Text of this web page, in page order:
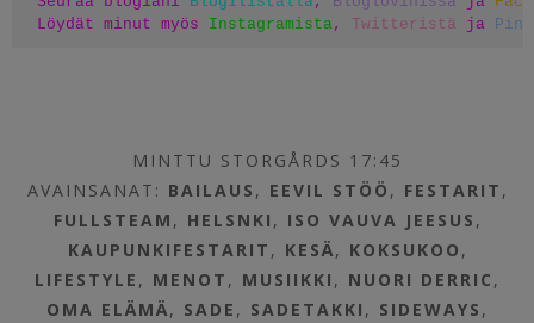
Löydät minut myös Instagramista, Twitteristä ja
MINTTU STORGÅRDS 17:45
AVAINSANAT: BAILAUS , EEVIL STÖÖ , FESTARIT ,
FULLSTEAM , HELSNKI , ISO VAUVA JEESUS ,
KAUPUNKIFESTARIT , KESÄ, KOKSUKOO ,
LIFESTYLE , MENOT , MUSIIKKI , NUORI DERRIC ,
OMA ELÄMÄ, SADE , SADETAKKI , SIDEWAYS ,